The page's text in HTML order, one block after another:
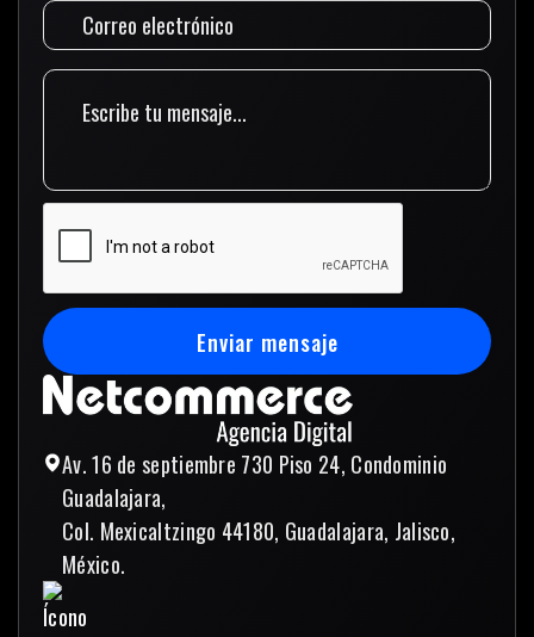
Av. 16 de septiembre 730 Piso 24, Condominio
Guadalajara,
Col. Mexicaltzingo 44180, Guadalajara, Jalisco,
México.
Enviar mensaje
Enviar mensaje